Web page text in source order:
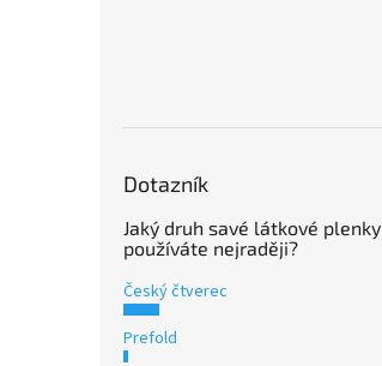
Dotazník
Jaký druh savé látkové plenky
používáte nejraději?
Český čtverec
Prefold